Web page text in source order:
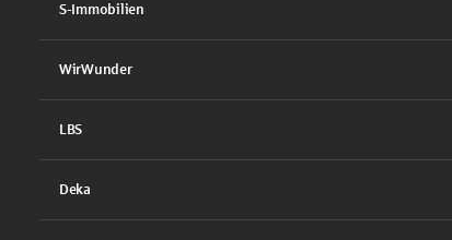
S-Immobilien
WirWunder
LBS
Deka